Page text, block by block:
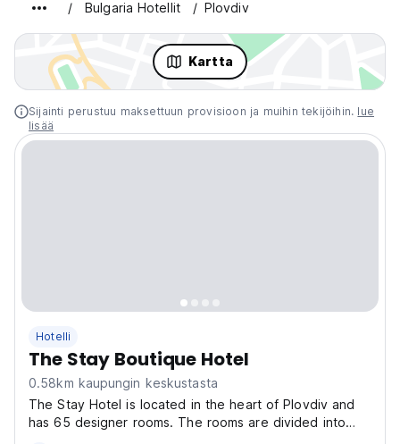
Bulgaria Hotellit Plovdiv
Kartta
Sijainti perustuu maksettuun provisioon ja muihin tekijöihin. lue
lisää
Hotelli
The Stay Boutique Hotel
0.58km kaupungin keskustasta
The Stay Hotel is located in the heart of Plovdiv and
has 65 designer rooms. The rooms are divided into